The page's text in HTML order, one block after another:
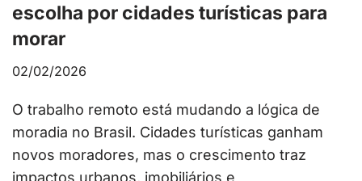
escolha por cidades turísticas para
morar
02/02/2026
O trabalho remoto está mudando a lógica de
moradia no Brasil. Cidades turísticas ganham
novos moradores, mas o crescimento traz
impactos urbanos, imobiliários e